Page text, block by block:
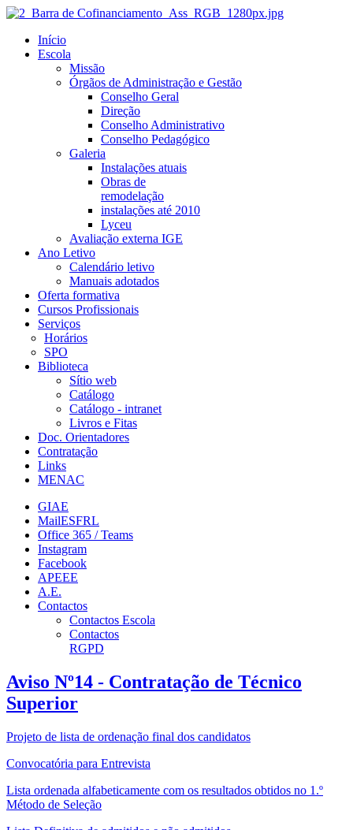
Início
Escola
Missão
Órgãos de Administração e Gestão
Conselho Geral
Direção
Conselho Administrativo
Conselho Pedagógico
Galeria
Instalações atuais
Obras de
remodelação
instalações até 2010
Lyceu
Avaliação externa IGE
Ano Letivo
Calendário letivo
Manuais adotados
Oferta formativa
Cursos Profissionais
Serviços
Horários
SPO
Biblioteca
Sítio web
Catálogo
Catálogo - intranet
Livros e Fitas
Doc. Orientadores
Contratação
Links
MENAC
GIAE
MailESFRL
Office 365 / Teams
Instagram
Facebook
APEEE
A.E.
Contactos
Contactos Escola
Contactos
RGPD
Aviso Nº14 - Contratação de Técnico
Superior
Projeto de lista de ordenação final dos candidatos
Convocatória para Entrevista
Lista ordenada alfabeticamente com os resultados obtidos no 1.º
Método de Seleção